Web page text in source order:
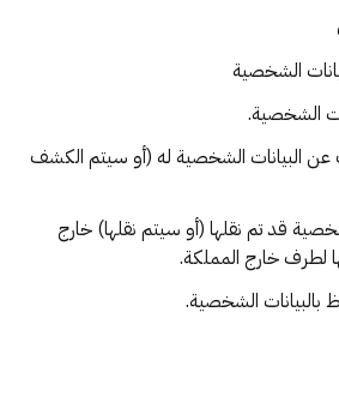
الشخصية
الشخصية.
البيانات الشخصية له (أو سيتم الكشف
قد تم نقلها (أو سيتم نقلها) خارج
لطرف خارج المملكة.
بالبيانات الشخصية.